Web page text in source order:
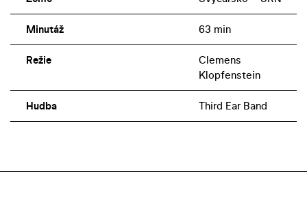
Minutáž 63 min
Režie
Clemens
Klopfenstein
Hudba Third Ear Band